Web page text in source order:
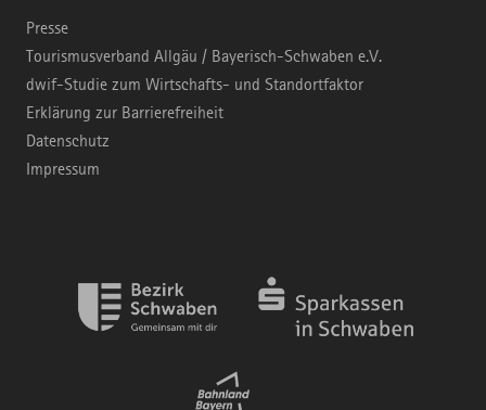
Presse
Tourismusverband Allgäu / Bayerisch-Schwaben e.V.
dwif-Studie zum Wirtschafts- und Standortfaktor
Erklärung zur Barrierefreiheit
Datenschutz
Impressum